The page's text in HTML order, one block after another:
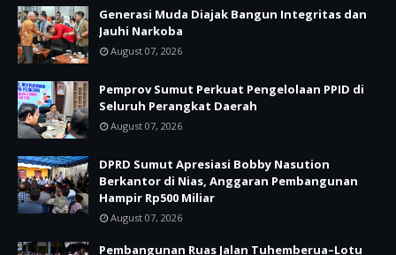
Generasi Muda Diajak Bangun Integritas dan
Jauhi Narkoba
August 07, 2026
Pemprov Sumut Perkuat Pengelolaan PPID di
Seluruh Perangkat Daerah
August 07, 2026
DPRD Sumut Apresiasi Bobby Nasution
Berkantor di Nias, Anggaran Pembangunan
Hampir Rp500 Miliar
August 07, 2026
Pembangunan Ruas Jalan Tuhemberua–Lotu